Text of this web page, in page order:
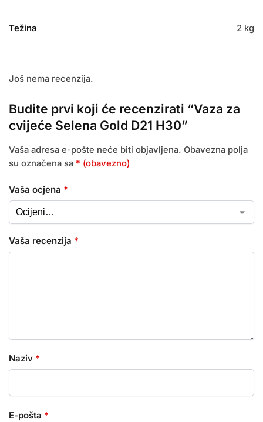
Težina 2 kg
Još nema recenzija.
Budite prvi koji će recenzirati “Vaza za
cvijeće Selena Gold D21 H30”
Vaša adresa e-pošte neće biti objavljena. Obavezna polja
su označena sa * (obavezno)
Vaša ocjena *
Vaša recenzija *
Naziv *
E-pošta *